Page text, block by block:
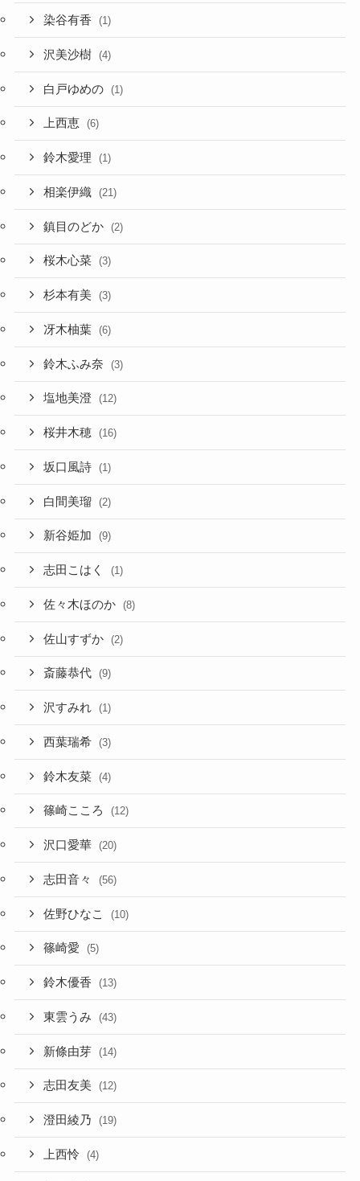
染谷有香 (1)
沢美沙樹 (4)
白戸ゆめの (1)
上西恵 (6)
鈴木愛理 (1)
相楽伊織 (21)
鎮目のどか (2)
桜木心菜 (3)
杉本有美 (3)
冴木柚葉 (6)
鈴木ふみ奈 (3)
塩地美澄 (12)
桜井木穂 (16)
坂口風詩 (1)
白間美瑠 (2)
新谷姫加 (9)
志田こはく (1)
佐々木ほのか (8)
佐山すずか (2)
斎藤恭代 (9)
沢すみれ (1)
西葉瑞希 (3)
鈴木友菜 (4)
篠崎こころ (12)
沢口愛華 (20)
志田音々 (56)
佐野ひなこ (10)
篠崎愛 (5)
鈴木優香 (13)
東雲うみ (43)
新條由芽 (14)
志田友美 (12)
澄田綾乃 (19)
上西怜 (4)